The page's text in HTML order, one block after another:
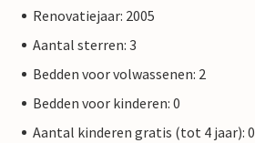
Renovatiejaar: 2005
Aantal sterren: 3
Bedden voor volwassenen: 2
Bedden voor kinderen: 0
Aantal kinderen gratis (tot 4 jaar): 0